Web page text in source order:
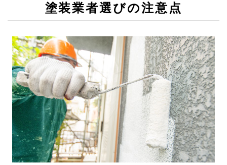
塗装業者選びの注意点